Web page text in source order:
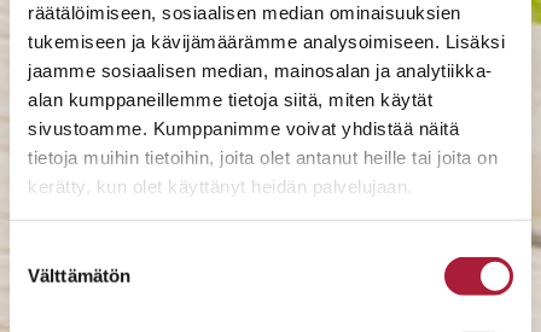
räätälöimiseen, sosiaalisen median ominaisuuksien
tukemiseen ja kävijämäärämme analysoimiseen. Lisäksi
jaamme sosiaalisen median, mainosalan ja analytiikka-
alan kumppaneillemme tietoja siitä, miten käytät
sivustoamme. Kumppanimme voivat yhdistää näitä
tietoja muihin tietoihin, joita olet antanut heille tai joita on
kerätty, kun olet käyttänyt heidän palvelujaan.
Suostumuksen
valinta
Välttämätön